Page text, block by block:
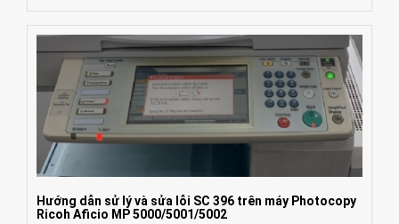
Hướng dẫn sử lý và sửa lỗi SC 396 trên máy Photocopy
Ricoh Aficio MP 5000/5001/5002